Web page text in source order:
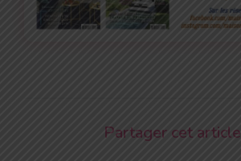
Partager cet article